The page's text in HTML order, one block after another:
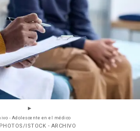
- Adolescente en el médico
ISTOCK - ARCHIVO